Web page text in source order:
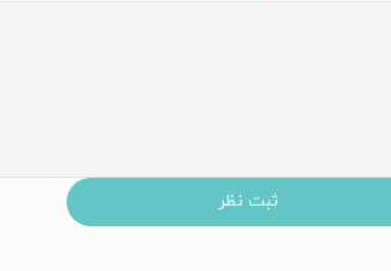
ثبت نظر